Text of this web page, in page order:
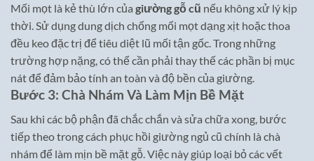
Mối mọt là kẻ thù lớn của giường gỗ cũ nếu không xử lý kịp
thời. Sử dụng dung dịch chống mối mọt dạng xịt hoặc thoa
đều keo đặc trị để tiêu diệt lũ mối tận gốc. Trong những
trường hợp nặng, có thể cần phải thay thế các phần bị mục
nát để đảm bảo tính an toàn và độ bền của giường.
Bước 3: Chà Nhám Và Làm Mịn Bề Mặt
Sau khi các bộ phận đã chắc chắn và sửa chữa xong, bước
tiếp theo trong cách phục hồi giường ngủ cũ chính là chà
nhám để làm mịn bề mặt gỗ. Việc này giúp loại bỏ các vết